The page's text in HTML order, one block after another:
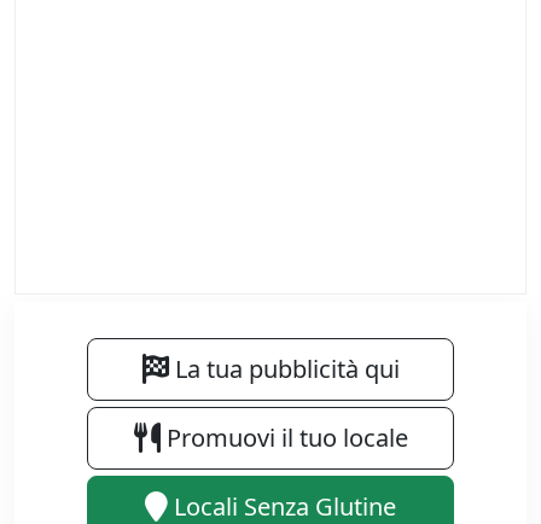
La tua pubblicità qui
Promuovi il tuo locale
Locali Senza Glutine